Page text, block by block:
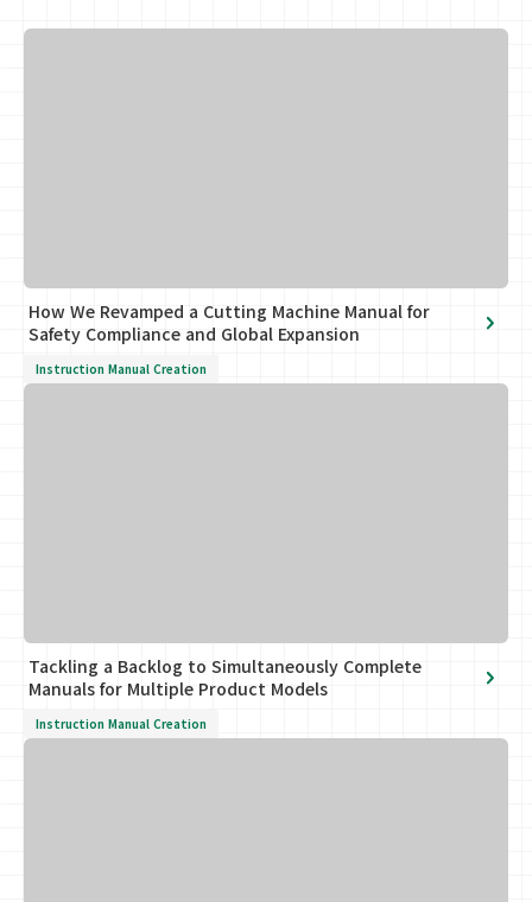
How We Revamped a Cutting Machine Manual for
Safety Compliance and Global Expansion
Instruction Manual Creation
Tackling a Backlog to Simultaneously Complete
Manuals for Multiple Product Models
Instruction Manual Creation